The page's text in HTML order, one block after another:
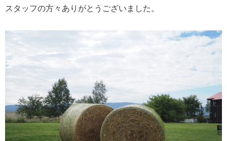
スタッフの方々ありがとうございました。